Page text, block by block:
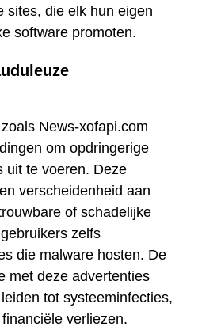
sites, die elk hun eigen
software promoten.
News-xofapi.com
om opdringerige
uit te voeren. Deze
verscheidenheid aan
of schadelijke
zelfs
die malware hosten. De
met deze advertenties
tot systeeminfecties,
verliezen.